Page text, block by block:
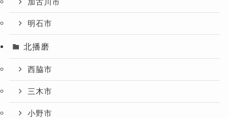
加古川市
明石市
北播磨
西脇市
三木市
小野市